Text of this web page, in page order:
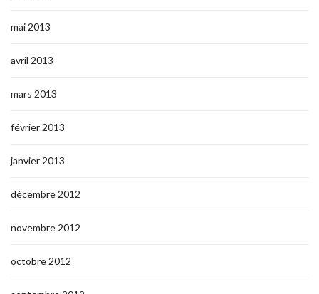
mai 2013
avril 2013
mars 2013
février 2013
janvier 2013
décembre 2012
novembre 2012
octobre 2012